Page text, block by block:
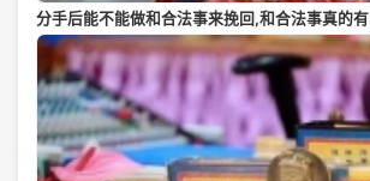
分手后能不能做和合法事来挽回,和合法事真的有